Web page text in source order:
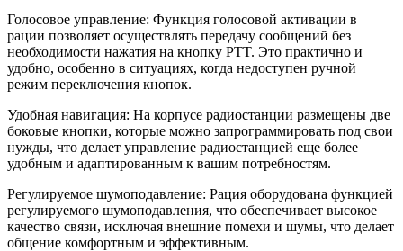
Голосовое управление: Функция голосовой активации в
рации позволяет осуществлять передачу сообщений без
необходимости нажатия на кнопку PTT. Это практично и
удобно, особенно в ситуациях, когда недоступен ручной
режим переключения кнопок.
Удобная навигация: На корпусе радиостанции размещены две
боковые кнопки, которые можно запрограммировать под свои
нужды, что делает управление радиостанцией еще более
удобным и адаптированным к вашим потребностям.
Регулируемое шумоподавление: Рация оборудована функцией
регулируемого шумоподавления, что обеспечивает высокое
качество связи, исключая внешние помехи и шумы, что делает
общение комфортным и эффективным.